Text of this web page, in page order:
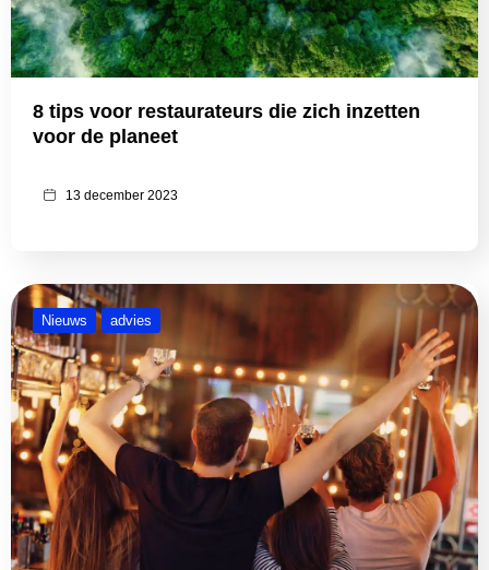
8 tips voor restaurateurs die zich inzetten
voor de planeet
13 december 2023
Nieuws advies